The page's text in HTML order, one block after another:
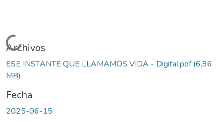
Cargando...
Archivos
ESE INSTANTE QUE LLAMAMOS VIDA - Digital.pdf(6.96
MB)
Fecha
2025-06-15